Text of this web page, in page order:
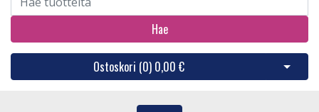
Hae
Ostoskori (0) 0,00 € Avaa